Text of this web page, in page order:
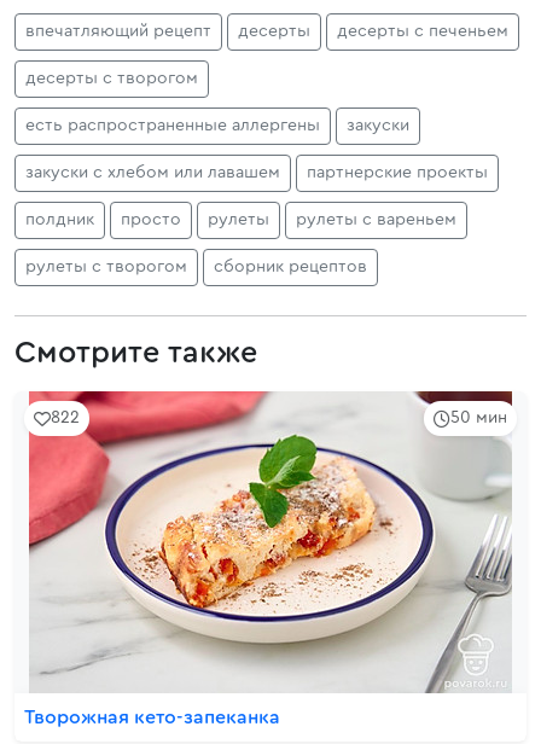
впечатляющий рецепт десерты десерты с печеньем
десерты с творогом
есть распространенные аллергены закуски
закуски с хлебом или лавашем партнерские проекты
полдник просто рулеты рулеты с вареньем
рулеты с творогом сборник рецептов
Смотрите также
50 мин
822
Творожная кето-запеканка